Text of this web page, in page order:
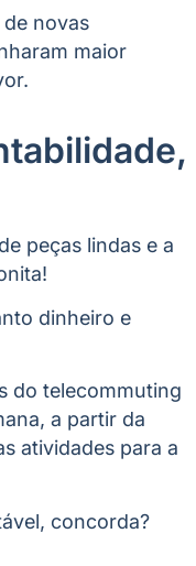
novas
maior
peças lindas e a
dinheiro e
do telecommuting
a partir da
atividades para a
concorda?